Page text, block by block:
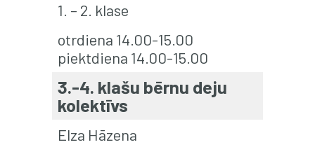
1. – 2. klase
otrdiena 14.00-15.00
piektdiena 14.00-15.00
3.-4. klašu bērnu deju
kolektīvs
Elza Hāzena